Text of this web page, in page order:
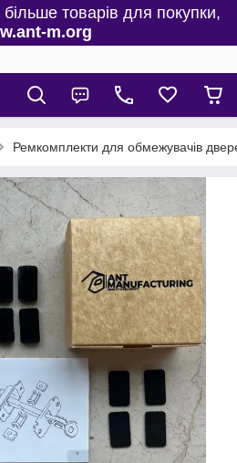
товарів для покупки,
m.org
Ремкомплекти для обмежувачів